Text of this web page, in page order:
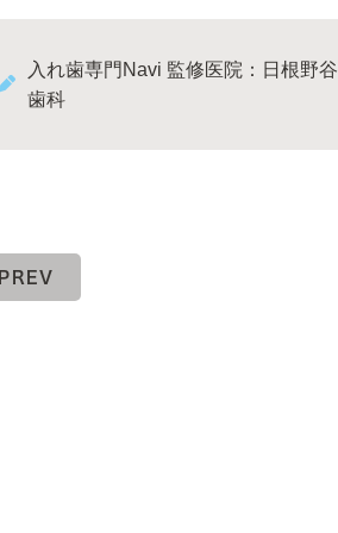
入れ歯専門Navi 監修医院：日根野谷
歯科
PREV